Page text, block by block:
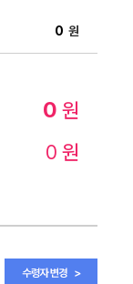
원
0 원
0 원